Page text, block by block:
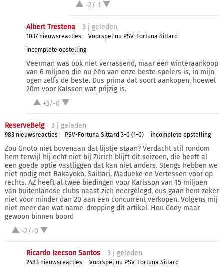
+2/-1
Albert Trestena 3 j geleden
1037 nieuwsreacties
Voorspel nu PSV-Fortuna Sittard
incomplete opstelling
Veerman was ook niet verrassend, maar een winteraankoop
van 6 miljoen die nu één van onze beste spelers is, in mijn
ogen zelfs de beste. Dus prima dat soort aankopen, hoewel
20m voor Kalsson wat prijzig is.
+3/-0
ReserveBelg 3 j geleden
983 nieuwsreacties PSV-Fortuna Sittard 3-0 (1-0) incomplete opstelling
Zou Gnoto niet bovenaan dat lijstje staan? Verdacht stil rondom
hem terwijl hij echt niet bij Zürich blijft dit seizoen, die heeft al
een goede optie vastliggen dat kan niet anders. Stengs hebben we
niet nodig met Bakayoko, Saibari, Madueke en Vertessen voor op
rechts. AZ heeft al twee biedingen voor Karlsson van 15 miljoen
van buitenlandse clubs naast zich neergelegd, dus gaan hem zeker
niet voor minder dan 20 aan een concurrent verkopen. Volgens mij
niet meer dan wat name-dropping dit artikel. Hou Cody maar
gewoon binnen boord
+2/-0
Ricardo Izecson Santos 3 j geleden
2483 nieuwsreacties
Voorspel nu PSV-Fortuna Sittard